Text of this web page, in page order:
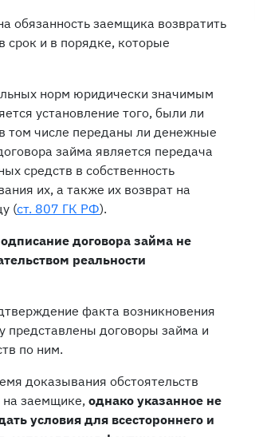
обязанность заемщика возвратить
срок и в порядке, которые
норм юридически значимым
установление того, были ли
том числе переданы ли денежные
займа является передача
средств в собственность
их, а также их возврат на
(ст. 807 ГК РФ).
договора займа не
реальности
факта возникновения
представлены договоры займа и
по ним.
доказывания обстоятельств
на заемщике, однако указанное не
условия для всестороннего и